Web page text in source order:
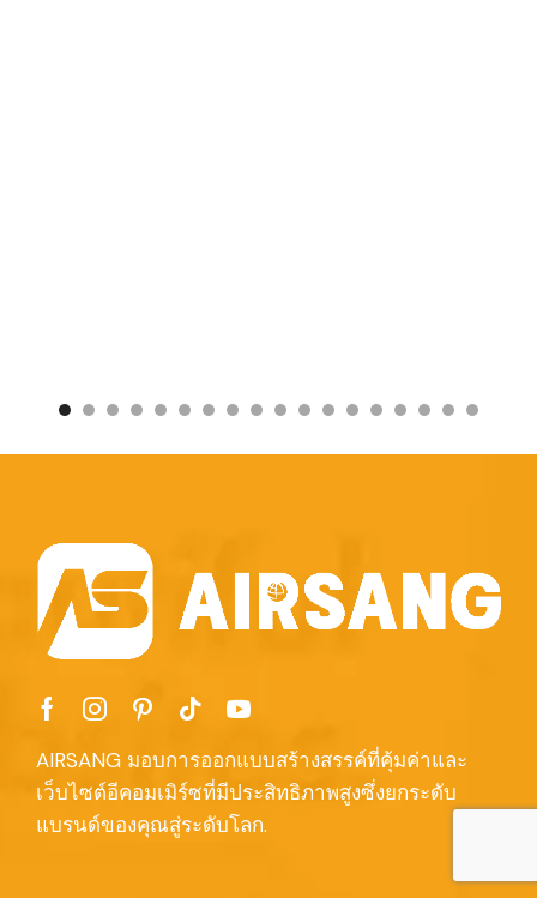
AIRSANG มอบการออกแบบสร้างสรรค์ที่คุ้มค่าและ
เว็บไซต์อีคอมเมิร์ซที่มีประสิทธิภาพสูงซึ่งยกระดับ
แบรนด์ของคุณสู่ระดับโลก.